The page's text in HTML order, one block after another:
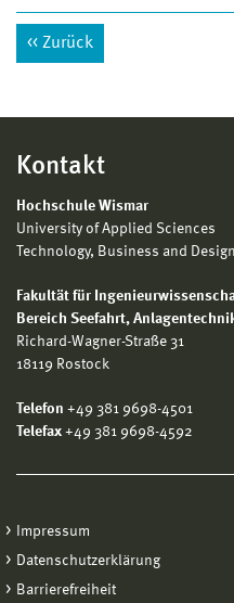
Zurück
Kontakt
Hochschule Wismar
University of Applied Sciences
Technology, Business and Design
Fakultät für
Bereich Seefahrt,
Richard-Wagner-Straße 31
18119 Rostock
Telefon +49 381 9698-4501
Telefax +49 381 9698-4592
Impressum
Datenschutzerklärung
Barrierefreiheit